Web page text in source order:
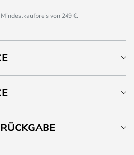
von 249 €.